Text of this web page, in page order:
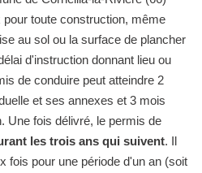
toute construction, même
au sol ou la surface de plancher
d'instruction donnant lieu ou
de conduire peut atteindre 2
et ses annexes et 3 mois
Une fois délivré, le permis de
les trois ans qui suivent. Il
fois pour une période d'un an (soit